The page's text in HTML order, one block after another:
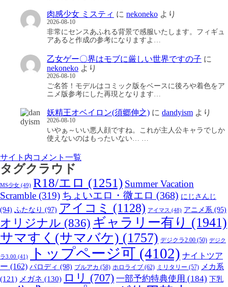
肉感少女 ミスティ に nekoneko より
2026-08-10
非常にセンスあふれる背景で感服いたします。フィギュ
アあると作成の参考になりますよ…
乙女ゲー〇界はモブに厳しい世界ですの子 に
nekoneko より
2026-08-10
ご名答！モデルはコミック版をベースに後ろや着色をア
ニメ版参考にした再現となります…
妖精王オベイロン(須郷伸之) に dandyism より
2026-08-10
いやぁ～いい悪人顔ですね。これが主人公キャラでしか
使えないのはもったいない… …
サイト内コメント一覧
タグクラウド
MS少女 (49) R18/エロ (1251) Summer Vacation
Scramble (319) ちょいエロ・微エロ (368) にじさんじ
(94) ふたなり (97) アイコミ (1128) アイマス (48) アニメ系 (95)
オリジナル (836) ギャラリー有り (1941)
サマすく(サマバケ) (1757) デジクラ2.00 (50) デジク
ラ3.00 (41) トップページ可 (4102) ナイトツア
ー (162) パロディ (98) ブルアカ (58) ホロライブ (62) ミリタリー (57) メカ系
(121) メガネ (130) ロリ (707) 一部予約特典使用 (184) 下乳